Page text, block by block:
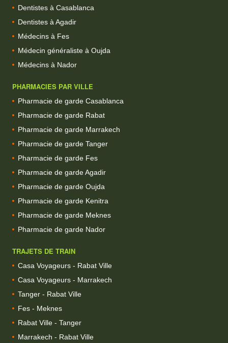
Dentistes à Casablanca
Dentistes à Agadir
Médecins à Fes
Médecin généraliste à Oujda
Médecins à Nador
PHARMACIES PAR VILLE
Pharmacie de garde Casablanca
Pharmacie de garde Rabat
Pharmacie de garde Marrakech
Pharmacie de garde Tanger
Pharmacie de garde Fes
Pharmacie de garde Agadir
Pharmacie de garde Oujda
Pharmacie de garde Kenitra
Pharmacie de garde Meknes
Pharmacie de garde Nador
TRAJETS DE TRAIN
Casa Voyageurs - Rabat Ville
Casa Voyageurs - Marrakech
Tanger - Rabat Ville
Fes - Meknes
Rabat Ville - Tanger
Marrakech - Rabat Ville